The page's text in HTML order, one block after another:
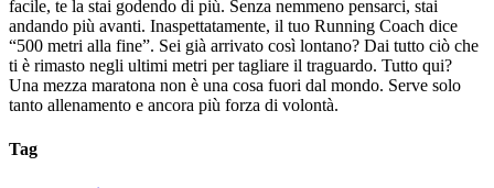
facile, te la stai godendo di più. Senza nemmeno pensarci, stai
andando più avanti. Inaspettatamente, il tuo Running Coach dice
“500 metri alla fine”. Sei già arrivato così lontano? Dai tutto ciò che
ti è rimasto negli ultimi metri per tagliare il traguardo. Tutto qui?
Una mezza maratona non è una cosa fuori dal mondo. Serve solo
tanto allenamento e ancora più forza di volontà.
Tag